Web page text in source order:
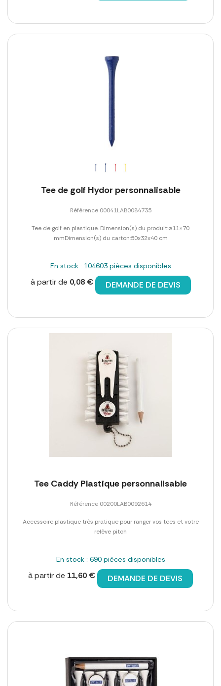
Tee de golf Hydor personnalisable
Référence 00041LAB0084735
Tee de golf en plastique. Dimension(s) du produit:ø11×70
mmDimension(s) du carton:50x32x40 cm
En stock : 104603 pièces disponibles
à partir de 0,08 € DEMANDE DE DEVIS
Tee Caddy Plastique personnalisable
Référence 00200LAB0092614
Accessoire plastique très pratique pour ranger vos tees et votre
relève pitch
En stock : 690 pièces disponibles
à partir de 11,60 € DEMANDE DE DEVIS